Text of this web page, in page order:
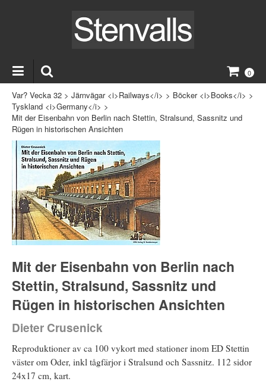
0
Var? Vecka 32 > Järnvägar <i>Railways</i> > Böcker <i>Books</i> >
Tyskland <i>Germany</i> >
Mit der Eisenbahn von Berlin nach Stettin, Stralsund, Sassnitz und
Rügen in historischen Ansichten
Mit der Eisenbahn von Berlin nach
Stettin, Stralsund, Sassnitz und
Rügen in historischen Ansichten
Dieter Crusenick
Reproduktioner av ca 100 vykort med stationer inom ED Stettin
väster om Oder, inkl tågfärjor i Stralsund och Sassnitz. 112 sidor
24x17 cm, kart.